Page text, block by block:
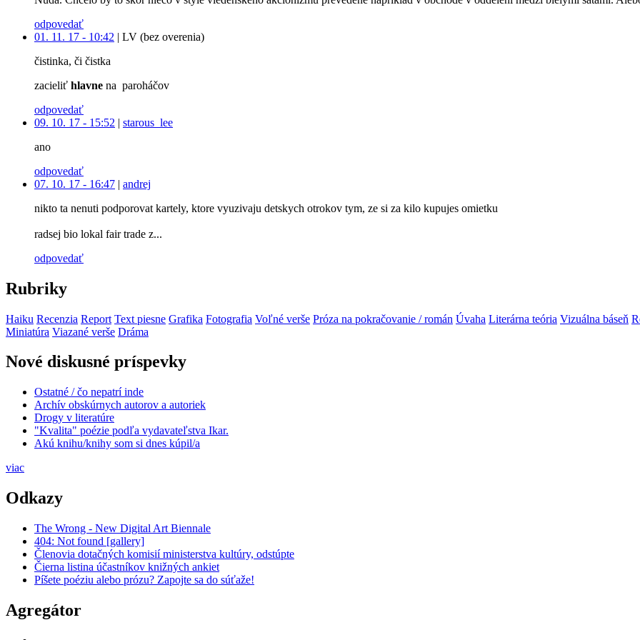
odpovedať
01. 11. 17 - 10:42 | LV (bez overenia)
čistinka, či čistka
zacieliť hlavne na paroháčov
odpovedať
09. 10. 17 - 15:52 | starous_lee
ano
odpovedať
07. 10. 17 - 16:47 | andrej
nikto ta nenuti podporovat kartely, ktore vyuzivaju detskych otrokov tym, ze si za kilo kupujes omietku
radsej bio lokal fair trade z...
odpovedať
Rubriky
Haiku Recenzia Report Text piesne Grafika Fotografia Voľné verše Próza na pokračovanie / román Úvaha Literárna teória Vizuálna báseň
Miniatúra Viazané verše Dráma
Nové diskusné príspevky
Ostatné / čo nepatrí inde
Archív obskúrnych autorov a autoriek
Drogy v literatúre
"Kvalita" poézie podľa vydavateľstva Ikar.
Akú knihu/knihy som si dnes kúpil/a
viac
Odkazy
The Wrong - New Digital Art Biennale
404: Not found [gallery]
Členovia dotačných komisií ministerstva kultúry, odstúpte
Čierna listina účastníkov knižných ankiet
Píšete poéziu alebo prózu? Zapojte sa do súťaže!
Agregátor